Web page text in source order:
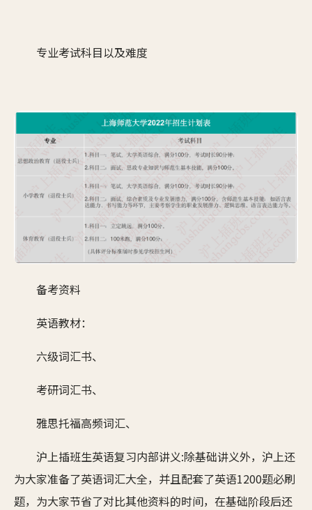
专业考试科目以及难度
备考资料
英语教材：
六级词汇书、
考研词汇书、
雅思托福高频词汇、
沪上插班生英语复习内部讲义:除基础讲义外，沪上还
为大家准备了英语词汇大全，并且配套了英语1200题必刷
题，为大家节省了对比其他资料的时间，在基础阶段后还